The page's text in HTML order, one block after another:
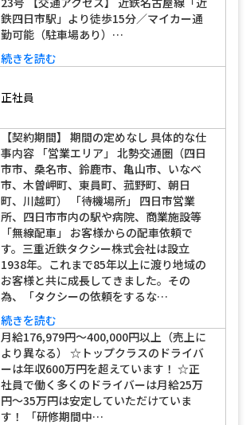
鉄四日市駅」より徒歩15分／マイカー通
勤可能（駐車場あり）…
続きを読む
正社員
【契約期間】 期間の定めなし 具体的な仕
事内容 「営業エリア」 北勢交通圏（四日
市市、桑名市、鈴鹿市、亀山市、いなべ
市、木曽岬町、東員町、菰野町、朝日
町、川越町） 「待機場所」 四日市営業
所、四日市市内の駅や病院、商業施設等
「無線配車」 お客様からの配車依頼で
す。三重近鉄タクシー株式会社は設立
1938年。これまで85年以上に渡り地域の
お客様と共に成長してきました。その
為、「タクシーの依頼をするな…
続きを読む
月給176,979円～400,000円以上（売上に
より異なる） ☆トップクラスのドライバ
ーは年収600万円を超えています！ ☆正
社員で働く多くのドライバーは月給25万
円～35万円は安定していただけていま
す！ 「研修期間中…